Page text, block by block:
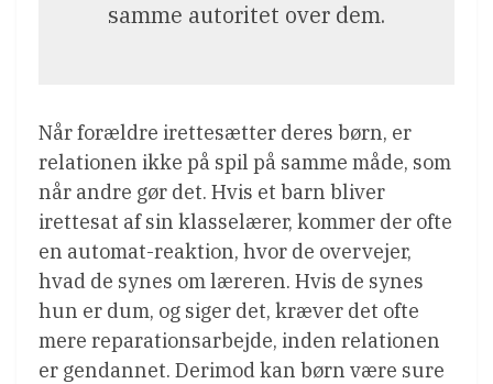
samme autoritet over dem.
Når forældre irettesætter deres børn, er
relationen ikke på spil på samme måde, som
når andre gør det. Hvis et barn bliver
irettesat af sin klasselærer, kommer der ofte
en automat-reaktion, hvor de overvejer,
hvad de synes om læreren. Hvis de synes
hun er dum, og siger det, kræver det ofte
mere reparationsarbejde, inden relationen
er gendannet. Derimod kan børn være sure